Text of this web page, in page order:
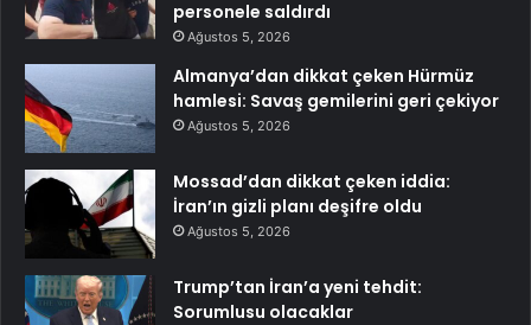
personele saldırdı
Ağustos 5, 2026
Almanya’dan dikkat çeken Hürmüz
hamlesi: Savaş gemilerini geri çekiyor
Ağustos 5, 2026
Mossad’dan dikkat çeken iddia:
İran’ın gizli planı deşifre oldu
Ağustos 5, 2026
Trump’tan İran’a yeni tehdit:
Sorumlusu olacaklar